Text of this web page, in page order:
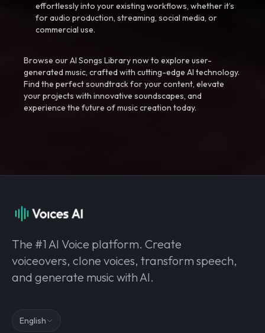
effortlessly into your existing workflows, whether it’s
for audio production, streaming, social media, or
commercial use.
Browse our AI Songs Library now to explore user-
generated music, crafted with cutting-edge AI technology.
Find the perfect soundtrack for your content, elevate
your projects with innovative soundscapes, and
experience the future of music creation today.
The #1 AI Voice platform. Create
voiceovers, clone voices, transform speech,
and generate music with AI.
English